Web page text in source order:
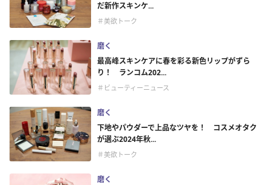
だ新作スキンケ...
＃美欲トーク
磨く
最高峰スキンケアに春を彩る新色リップがずら
り！ ランコム202...
＃ビューティーニュース
磨く
下地やパウダーで上品なツヤを！ コスメオタク
が選ぶ2024年秋...
＃美欲トーク
磨く